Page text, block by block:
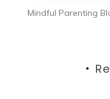
Mindful Parenting